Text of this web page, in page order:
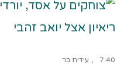
7:40 עידית בר